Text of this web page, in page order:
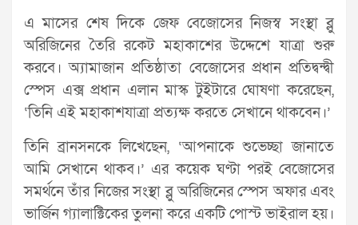
এ মাসের শেষ দিকে জেফ বেজোসের নিজস্ব সংস্থা ব্লু
অরিজিনের তৈরি রকেট মহাকাশের উদ্দেশে যাত্রা শুরু
করবে। অ্যামাজান প্রতিষ্ঠাতা বেজোসের প্রধান প্রতিদ্বন্দ্বী
স্পেস এক্স প্রধান এলান মাস্ক টুইটারে ঘোষণা করেছেন,
‘তিনি এই মহাকাশযাত্রা প্রত্যক্ষ করতে সেখানে থাকবেন।’
তিনি ব্রানসনকে লিখেছেন, ‘আপনাকে শুভেচ্ছা জানাতে
আমি সেখানে থাকব।’ এর কয়েক ঘণ্টা পরই বেজোসের
সমর্থনে তাঁর নিজের সংস্থা ব্লু অরিজিনের স্পেস অফার এবং
ভার্জিন গ্যালাক্টিকের তুলনা করে একটি পোস্ট ভাইরাল হয়।